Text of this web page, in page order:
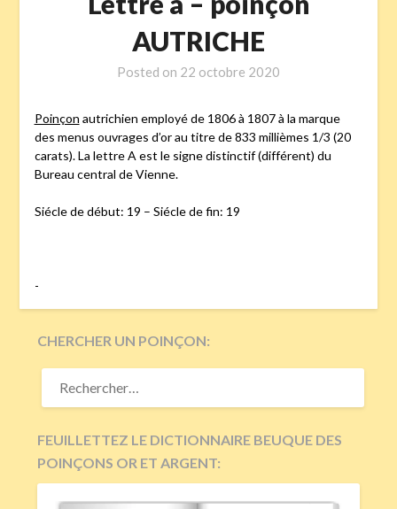
AUTRICHE
Posted on 22 octobre 2020
Poinçon autrichien employé de 1806 à 1807 à la marque
des menus ouvrages d’or au titre de 833 millièmes 1/3 (20
carats). La lettre A est le signe distinctif (différent) du
Bureau central de Vienne.
Siécle de début: 19 – Siécle de fin: 19
-
CHERCHER UN POINÇON:
RECHERCHER :
FEUILLETTEZ LE DICTIONNAIRE BEUQUE DES
POINÇONS OR ET ARGENT: